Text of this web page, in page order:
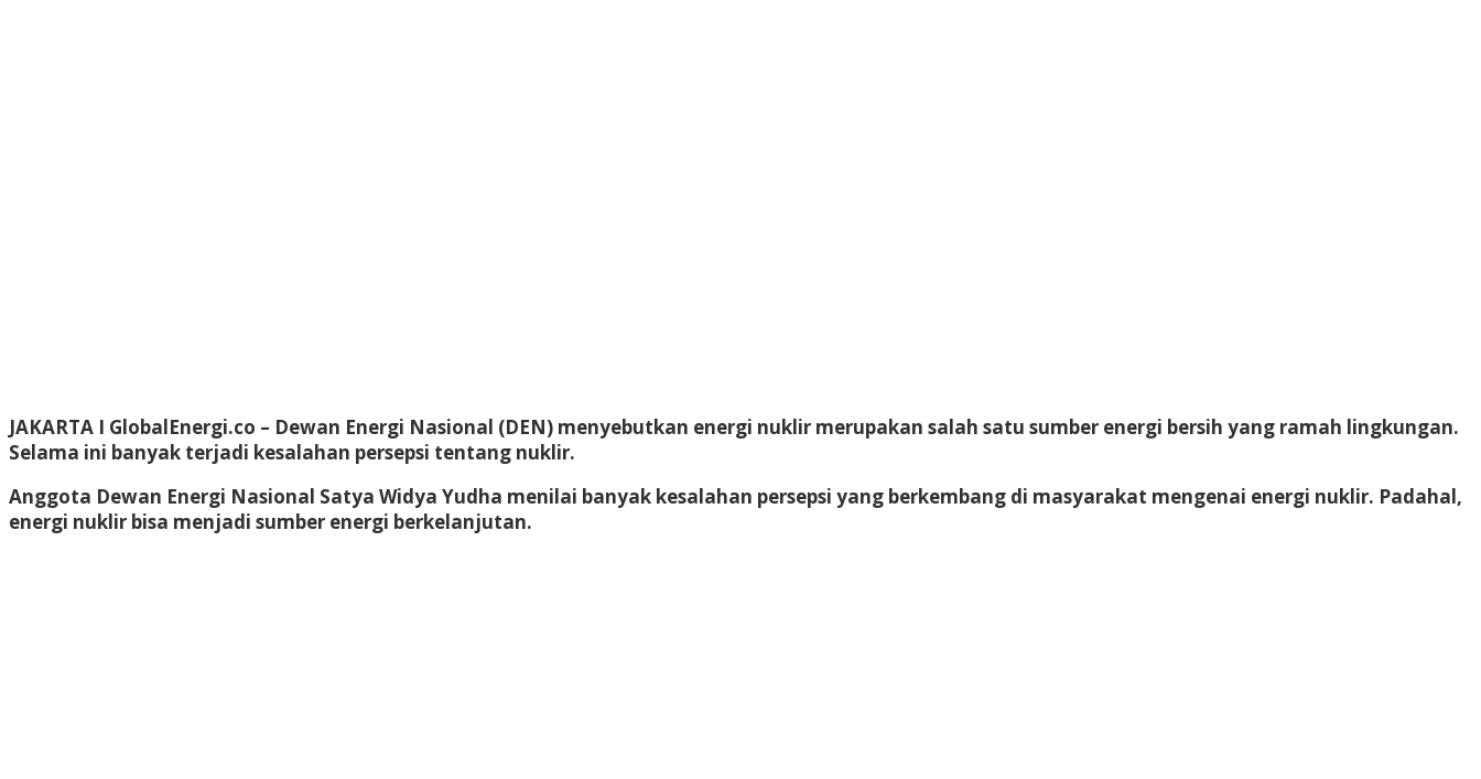
JAKARTA I GlobalEnergi.co – Dewan Energi Nasional (DEN) menyebutkan energi nuklir merupakan salah satu sumber energi bersih yang ramah lingkungan.
Selama ini banyak terjadi kesalahan persepsi tentang nuklir.
Anggota Dewan Energi Nasional Satya Widya Yudha menilai banyak kesalahan persepsi yang berkembang di masyarakat mengenai energi nuklir. Padahal,
energi nuklir bisa menjadi sumber energi berkelanjutan.